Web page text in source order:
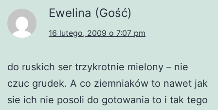
Ewelina (Gość)
16 lutego, 2009 o 7:07 pm
do ruskich ser trzykrotnie mielony – nie
czuc grudek. A co ziemniaków to nawet jak
sie ich nie posoli do gotowania to i tak tego